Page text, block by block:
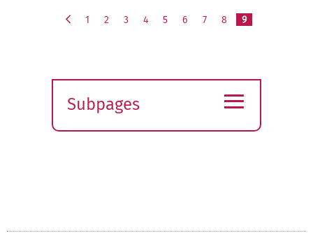
o
s
1 2 3 4 5 6 7 8 9
Subpages
≡